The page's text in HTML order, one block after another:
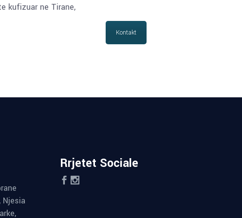
kufizuar ne Tirane,
Kontakt
Rrjetet Sociale